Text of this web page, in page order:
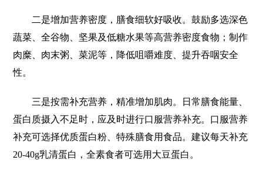
二是增加营养密度，膳食细软好吸收。鼓励多选深色
蔬菜、全谷物、坚果及低糖水果等高营养密度食物；制作
肉糜、肉末粥、菜泥等，降低咀嚼难度、提升吞咽安全
性。
三是按需补充营养，精准增加肌肉。日常膳食能量、
蛋白质摄入不足时，应及时进行口服营养补充。口服营养
补充可选择优质蛋白粉、特殊膳食用食品。建议每天补充
20-40g乳清蛋白，全素食者可选用大豆蛋白。